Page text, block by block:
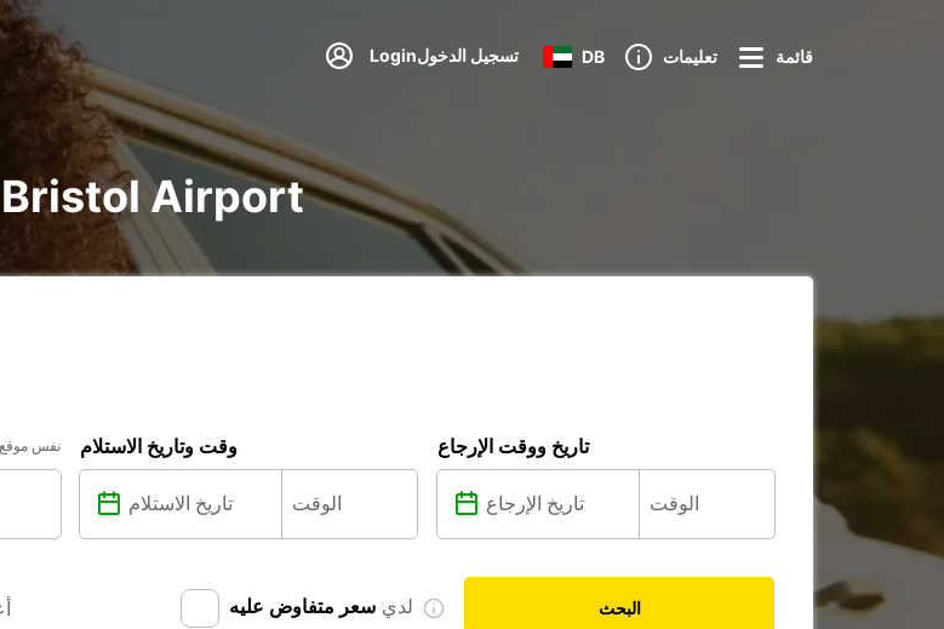
Loginتسجيل الدخول DB تعليمات قائمة
تأجير voiture و utilitaire في Bristol Airport
نفس موقع وقت وتاريخ الاستلام تاريخ ووقت الإرجاع
لدي سعر متفاوض عليه البحث